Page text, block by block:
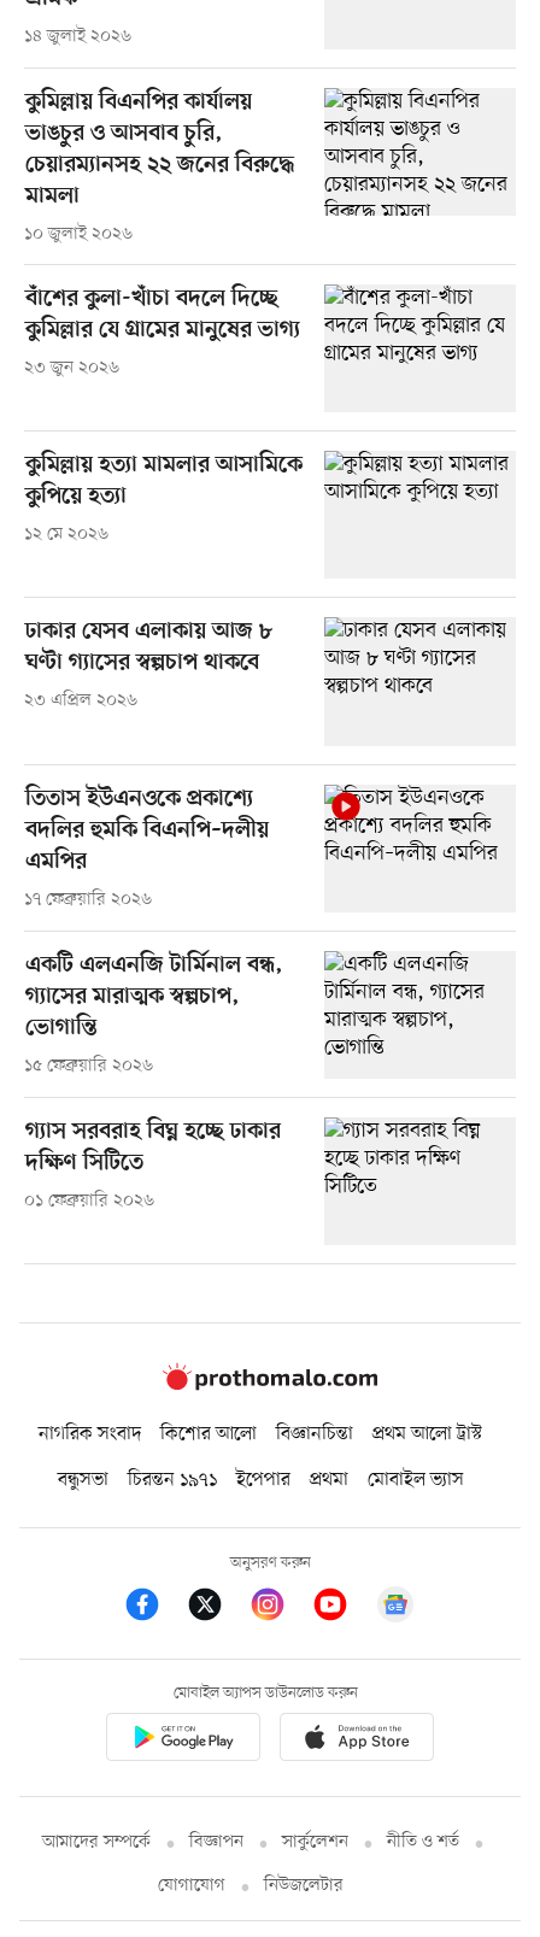
১৪ জুলাই ২০২৬
কুমিল্লায় বিএনপির কার্যালয়
ভাঙচুর ও আসবাব চুরি,
চেয়ারম্যানসহ ২২ জনের বিরুদ্ধে
মামলা
১০ জুলাই ২০২৬
বাঁশের কুলা-খাঁচা বদলে দিচ্ছে
কুমিল্লার যে গ্রামের মানুষের ভাগ্য
২৩ জুন ২০২৬
কুমিল্লায় হত্যা মামলার আসামিকে
কুপিয়ে হত্যা
১২ মে ২০২৬
ঢাকার যেসব এলাকায় আজ ৮
ঘণ্টা গ্যাসের স্বল্পচাপ থাকবে
২৩ এপ্রিল ২০২৬
তিতাস ইউএনওকে প্রকাশ্যে
বদলির হুমকি বিএনপি–দলীয়
এমপির
১৭ ফেব্রুয়ারি ২০২৬
একটি এলএনজি টার্মিনাল বন্ধ,
গ্যাসের মারাত্মক স্বল্পচাপ,
ভোগান্তি
১৫ ফেব্রুয়ারি ২০২৬
গ্যাস সরবরাহ বিঘ্ন হচ্ছে ঢাকার
দক্ষিণ সিটিতে
০১ ফেব্রুয়ারি ২০২৬
নাগরিক সংবাদ কিশোর আলো বিজ্ঞানচিন্তা
প্রথম আলো ট্রাস্ট
বন্ধুসভা
চিরন্তন ১৯৭১ ইপেপার প্রথমা মোবাইল ভ্যাস
অনুসরণ করুন
মোবাইল অ্যাপস ডাউনলোড করুন
আমাদের সম্পর্কে বিজ্ঞাপন সার্কুলেশন
নীতি ও শর্ত
যোগাযোগ
নিউজলেটার